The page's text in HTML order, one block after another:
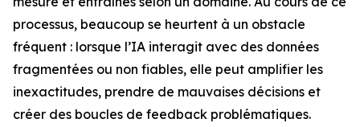
processus, beaucoup se heurtent à un obstacle
fréquent : lorsque l’IA interagit avec des données
fragmentées ou non fiables, elle peut amplifier les
inexactitudes, prendre de mauvaises décisions et
créer des boucles de feedback problématiques.